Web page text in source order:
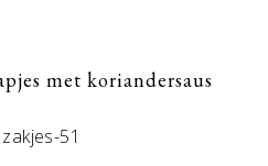
met koriandersaus
51